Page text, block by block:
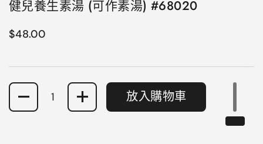
健兒養生素湯 (可作素湯) #68020
正常價格
$48.00
數量
放入購物車